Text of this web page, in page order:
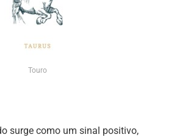
Touro
surge como um sinal positivo,